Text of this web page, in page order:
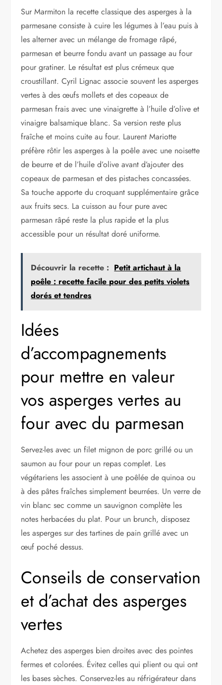
Sur Marmiton la recette classique des asperges à la
parmesane consiste à cuire les légumes à l’eau puis à
les alterner avec un mélange de fromage râpé,
parmesan et beurre fondu avant un passage au four
pour gratiner. Le résultat est plus crémeux que
croustillant. Cyril Lignac associe souvent les asperges
vertes à des œufs mollets et des copeaux de
parmesan frais avec une vinaigrette à l’huile d’olive et
vinaigre balsamique blanc. Sa version reste plus
fraîche et moins cuite au four. Laurent Mariotte
préfère rôtir les asperges à la poêle avec une noisette
de beurre et de l’huile d’olive avant d’ajouter des
copeaux de parmesan et des pistaches concassées.
Sa touche apporte du croquant supplémentaire grâce
aux fruits secs. La cuisson au four pure avec
parmesan râpé reste la plus rapide et la plus
accessible pour un résultat doré uniforme.
Découvrir la recette : Petit artichaut à la
poêle : recette facile pour des petits violets
dorés et tendres
Idées
d’accompagnements
pour mettre en valeur
vos asperges vertes au
four avec du parmesan
Servez-les avec un filet mignon de porc grillé ou un
saumon au four pour un repas complet. Les
végétariens les associent à une poêlée de quinoa ou
à des pâtes fraîches simplement beurrées. Un verre de
vin blanc sec comme un sauvignon complète les
notes herbacées du plat. Pour un brunch, disposez
les asperges sur des tartines de pain grillé avec un
œuf poché dessus.
Conseils de conservation
et d’achat des asperges
vertes
Achetez des asperges bien droites avec des pointes
fermes et colorées. Évitez celles qui plient ou qui ont
les bases sèches. Conservez-les au réfrigérateur dans